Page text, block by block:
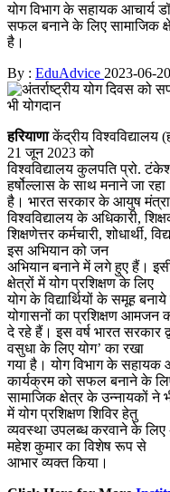
योग विभाग के सहायक आचार्य
सफल बनाने के लिए सामाजिक
है।
By : EduAdvice 2023-06-
हरियाणाकेंद्रीय विश्वविद्यालय
21 जून 2023 को
विश्वविद्यालय कुलपति प्रो.
हर्षोल्लास के साथ मनाने जा रहा
है। भारत सरकार के आयुष
विश्वविद्यालय के अधिकारी,
शिक्षणेत्तर कर्मचारी, शोधार्थी,
इस अभियान को जन
अभियान बनाने में लगे हुए हैं।
क्षेत्रों में योग प्रशिक्षण के लिए
योग के विद्यार्थियों के समूह बनाये
योगासनों का प्रशिक्षण आमजन
दे रहे हैं। इस वर्ष भारत सरकार
वसुधा के लिए योग’ का रखा
गया है। योग विभाग के सहायक
कार्यक्रम को सफल बनाने के
सामाजिक क्षेत्र के उन्नायकों ने
में योग प्रशिक्षण शिविर हेतु
व्यवस्था उपलब्ध करवाने के
महेश कुमार का विशेष रूप से
आभार व्यक्त किया।